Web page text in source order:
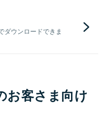
ダウンロードできま
お客さま向け